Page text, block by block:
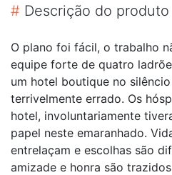
# Descrição do produto
O plano foi fácil, o trabalho
equipe forte de quatro
um hotel boutique no
terrivelmente errado. Os
hotel, involuntariamente
papel neste emaranhado.
entrelaçam e escolhas são
amizade e honra são